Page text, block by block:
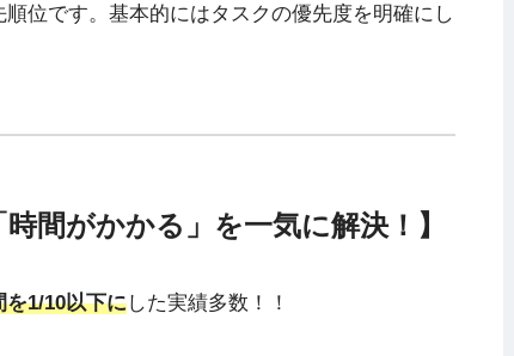
位です。基本的にはタスクの優先度を明確にし
間がかかる」を一気に解決！】
を1/10以下にした実績多数！！